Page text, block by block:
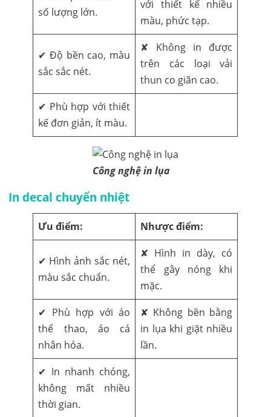
số lượng lớn.
với thiết kế nhiều
màu, phức tạp.
✔ Độ bền cao, màu
sắc sắc nét.
✘ Không in được
trên các loại vải
thun co giãn cao.
✔ Phù hợp với thiết
kế đơn giản, ít màu.
Công nghệ in lụa
In decal chuyển nhiệt
Ưu điểm: Nhược điểm:
✔ Hình ảnh sắc nét,
màu sắc chuẩn.
✘ Hình in dày, có
thể gây nóng khi
mặc.
✔ Phù hợp với áo
thể thao, áo cá
nhân hóa.
✘ Không bền bằng
in lụa khi giặt nhiều
lần.
✔ In nhanh chóng,
không mất nhiều
thời gian.